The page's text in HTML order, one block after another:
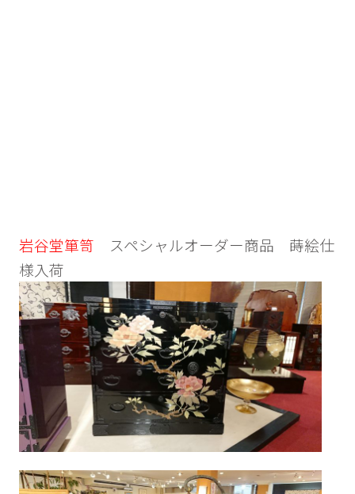
岩谷堂箪笥 スペシャルオーダー商品 蒔絵仕
様入荷